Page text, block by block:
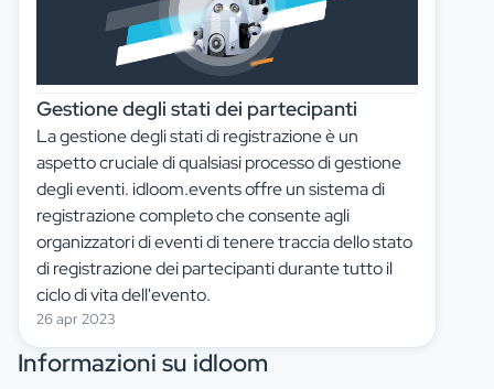
Gestione degli stati dei partecipanti
La gestione degli stati di registrazione è un
aspetto cruciale di qualsiasi processo di gestione
degli eventi. idloom.events offre un sistema di
registrazione completo che consente agli
organizzatori di eventi di tenere traccia dello stato
di registrazione dei partecipanti durante tutto il
ciclo di vita dell'evento.
26 apr 2023
Informazioni su idloom